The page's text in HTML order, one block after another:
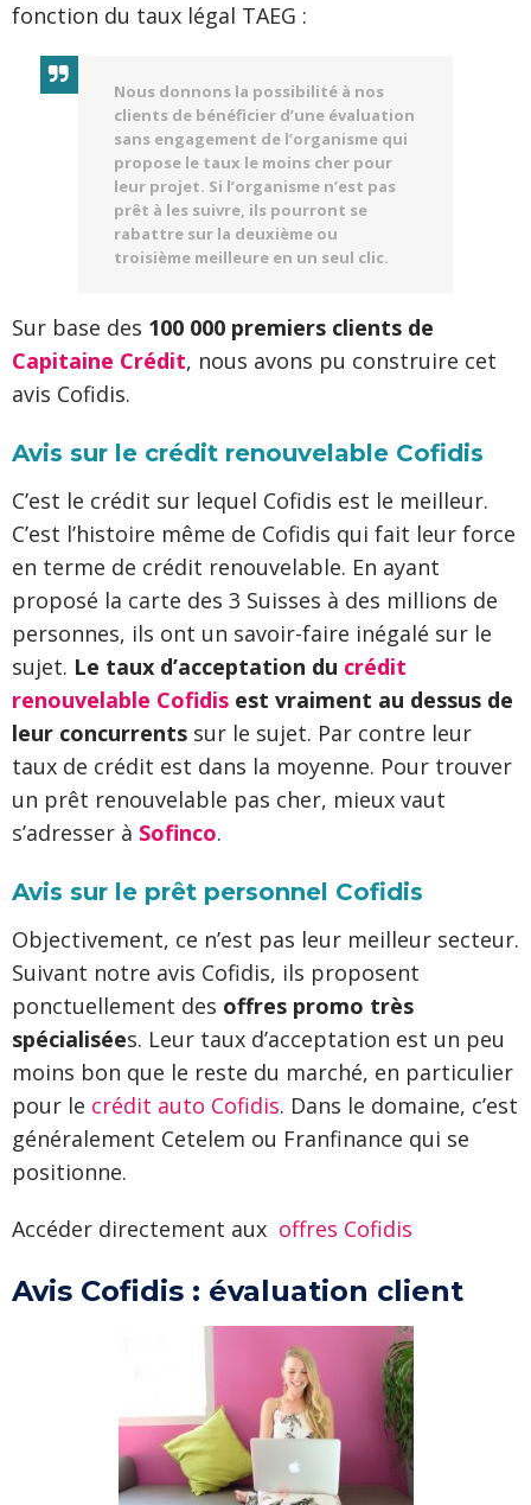
fonction du taux légal TAEG :
Nous donnons la possibilité à nos
clients de bénéficier d’une évaluation
sans engagement de l’organisme qui
propose le taux le moins cher pour
leur projet. Si l’organisme n’est pas
prêt à les suivre, ils pourront se
rabattre sur la deuxième ou
troisième meilleure en un seul clic.
Sur base des 100 000 premiers clients de
Capitaine Crédit, nous avons pu construire cet
avis Cofidis.
Avis sur le crédit renouvelable Cofidis
C’est le crédit sur lequel Cofidis est le meilleur.
C’est l’histoire même de Cofidis qui fait leur force
en terme de crédit renouvelable. En ayant
proposé la carte des 3 Suisses à des millions de
personnes, ils ont un savoir-faire inégalé sur le
sujet. Le taux d’acceptation du crédit
renouvelable Cofidis est vraiment au dessus de
leur concurrents sur le sujet. Par contre leur
taux de crédit est dans la moyenne. Pour trouver
un prêt renouvelable pas cher, mieux vaut
s’adresser à Sofinco.
Avis sur le prêt personnel Cofidis
Objectivement, ce n’est pas leur meilleur secteur.
Suivant notre avis Cofidis, ils proposent
ponctuellement des offres promo très
spécialisées. Leur taux d’acceptation est un peu
moins bon que le reste du marché, en particulier
pour le crédit auto Cofidis. Dans le domaine, c’est
généralement Cetelem ou Franfinance qui se
positionne.
Accéder directement aux offres Cofidis
Avis Cofidis : évaluation client